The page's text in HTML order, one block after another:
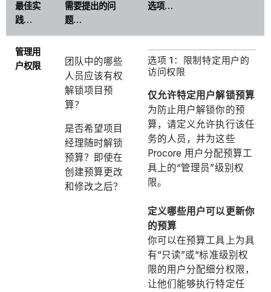
最佳实
践…
需要提出的问
题…
选项…
管理用
户权限
团队中的哪些
人员应该有权
解锁项目预
算？
是否希望项目
经理随时解锁
预算？即使在
创建预算更改
和修改之后？
选项 1：限制特定用户的
访问权限
仅允许特定用户解锁预算
为防止用户解锁你的预
算，请定义允许执行该任
务的人员，并为这些
Procore 用户分配预算工
具上的“管理员”级别权
限。
定义哪些用户可以更新你
的预算
你可以在预算工具上为具
有“只读”或“标准级别权
限的用户分配细分权限，
让他们能够执行特定任